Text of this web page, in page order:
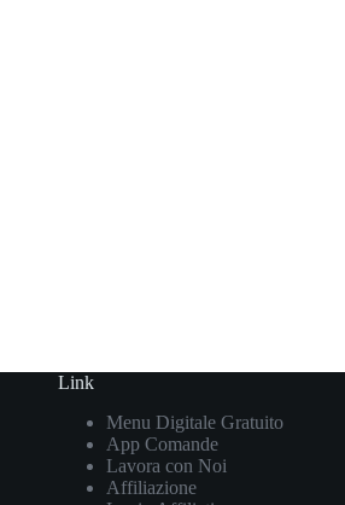
Link
Menu Digitale Gratuito
App Comande
Lavora con Noi
Affiliazione